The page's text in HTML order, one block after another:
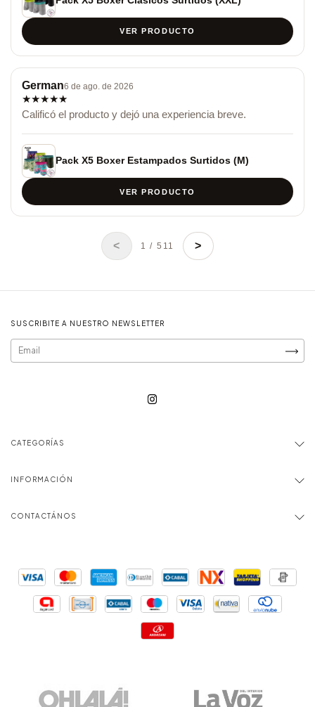
VER PRODUCTO
German6 de ago. de 2026
★★★★★
Calificó el producto y dejó una experiencia breve.
Pack X5 Boxer Estampados Surtidos (M)
VER PRODUCTO
< 1 / 511 >
SUSCRIBITE A NUESTRO NEWSLETTER
CATEGORÍAS
INFORMACIÓN
CONTACTÁNOS